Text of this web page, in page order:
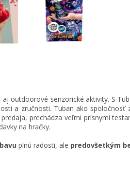
outdoorové senzorické aktivity. S
a zručnosti. Tuban ako spoločnosť
prechádza veľmi prísnymi
na hračky.
plnú radosti, ale predovšetkým